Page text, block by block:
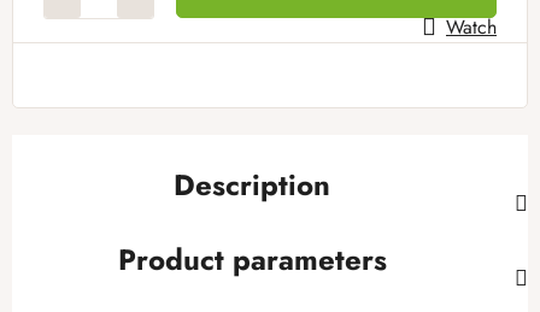
Watch
Description
Product parameters